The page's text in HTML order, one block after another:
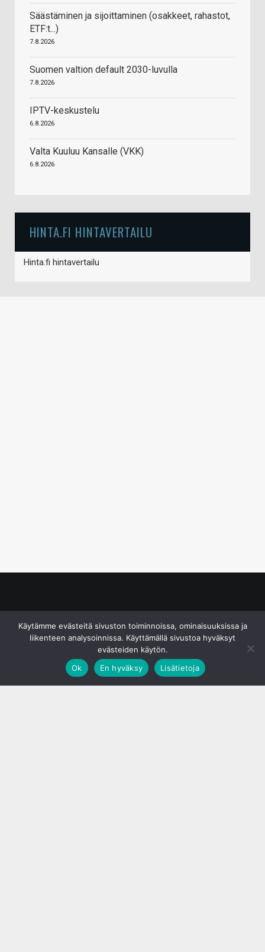
Säästäminen ja sijoittaminen (osakkeet, rahastot,
ETF:t...)
7.8.2026
Suomen valtion default 2030-luvulla
7.8.2026
IPTV-keskustelu
6.8.2026
Valta Kuuluu Kansalle (VKK)
6.8.2026
HINTA.FI HINTAVERTAILU
Hinta.fi hintavertailu
Käytämme evästeitä sivuston toiminnoissa, ominaisuuksissa ja
liikenteen analysoinnissa. Käyttämällä sivustoa hyväksyt
evästeiden käytön.
Ok
En hyväksy Lisätietoja